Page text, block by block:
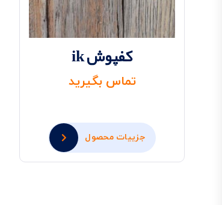
کفپوش ik
تماس بگیرید
جزییات محصول